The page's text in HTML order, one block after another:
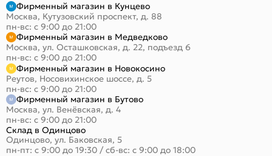
Фирменный магазин в Кунцево
Москва, Кутузовский проспект, д. 88
пн-вс: с 9:00 до 21:00
Фирменный магазин в Медведково
Москва, ул. Осташковская, д. 22, подъезд 6
пн-вс: с 9:00 до 21:00
Фирменный магазин в Новокосино
Реутов, Носовихинское шоссе, д. 5
пн-вс: с 9:00 до 21:00
Фирменный магазин в Бутово
Москва, ул. Венёвская, д. 4
пн-вс: с 9:00 до 21:00
Склад в Одинцово
Одинцово, ул. Баковская, 5
пн-пт: с 9:00 до 19:30 / сб-вс: с 9:00 до 18:00